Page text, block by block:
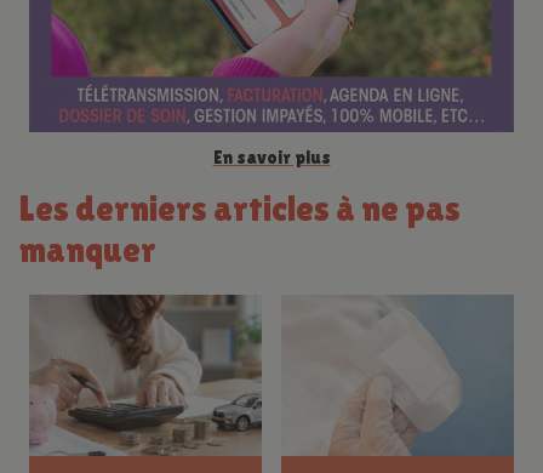
e
En savoir plus
Les derniers articles à ne pas
manquer